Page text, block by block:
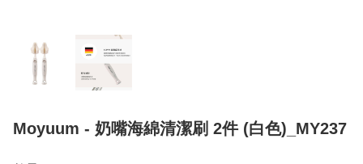
Moyuum - 奶嘴海綿清潔刷 2件 (白色)_MY237